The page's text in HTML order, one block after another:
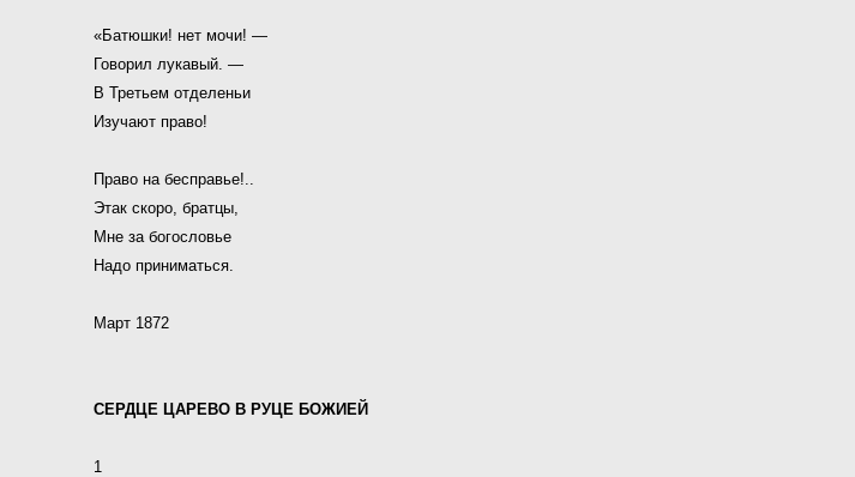
«Батюшки! нет мочи! —
Говорил лукавый. —
В Третьем отделеньи
Изучают право!
Право на бесправье!..
Этак скоро, братцы,
Мне за богословье
Надо приниматься.
Март 1872
СЕРДЦЕ ЦАРЕВО В РУЦЕ БОЖИЕЙ
1